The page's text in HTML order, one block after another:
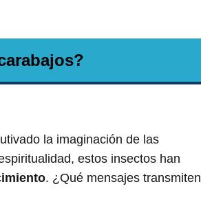
la imaginación de las
estos insectos han
. ¿Qué mensajes transmiten